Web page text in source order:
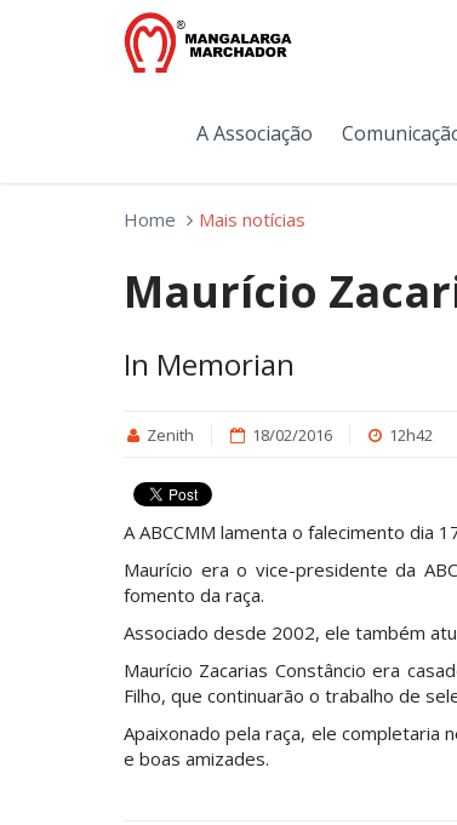
A Associação
Home Mais notícias
Maurício
In Memorian
Zenith 18/02/2016 12h42
A ABCCMM lamenta o falecimento dia
Maurício era o vice-presidente da
fomento da raça.
Associado desde 2002, ele também
Maurício Zacarias Constâncio era
Filho, que continuarão o trabalho de
Apaixonado pela raça, ele completaria
e boas amizades.